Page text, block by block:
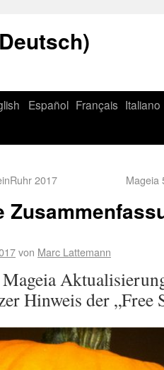
Español Français Italiano
2017 Mageia
von Marc Lattemann
Hinweis der „Free